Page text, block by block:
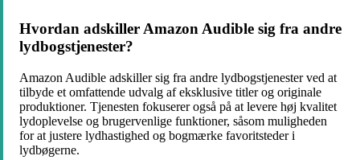
Hvordan adskiller Amazon Audible sig fra andre
lydbogstjenester?
Amazon Audible adskiller sig fra andre lydbogstjenester ved at
tilbyde et omfattende udvalg af eksklusive titler og originale
produktioner. Tjenesten fokuserer også på at levere høj kvalitet
lydoplevelse og brugervenlige funktioner, såsom muligheden
for at justere lydhastighed og bogmærke favoritsteder i
lydbøgerne.